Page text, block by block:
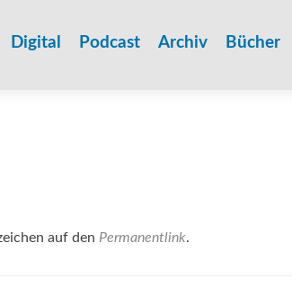
Digital Podcast Archiv Bücher
auf den Permanentlink.